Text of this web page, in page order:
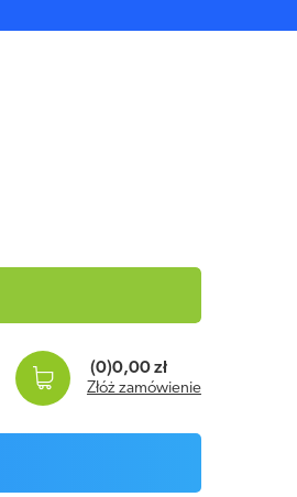
(0)0,00 zł
Złóż zamówienie